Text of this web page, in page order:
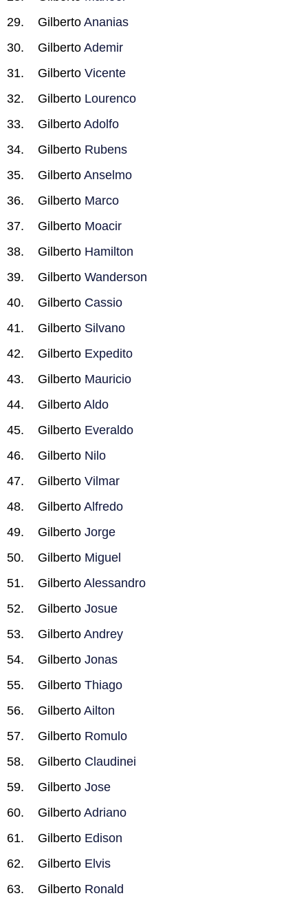
Gilberto Ananias
Gilberto Ademir
Gilberto Vicente
Gilberto Lourenco
Gilberto Adolfo
Gilberto Rubens
Gilberto Anselmo
Gilberto Marco
Gilberto Moacir
Gilberto Hamilton
Gilberto Wanderson
Gilberto Cassio
Gilberto Silvano
Gilberto Expedito
Gilberto Mauricio
Gilberto Aldo
Gilberto Everaldo
Gilberto Nilo
Gilberto Vilmar
Gilberto Alfredo
Gilberto Jorge
Gilberto Miguel
Gilberto Alessandro
Gilberto Josue
Gilberto Andrey
Gilberto Jonas
Gilberto Thiago
Gilberto Ailton
Gilberto Romulo
Gilberto Claudinei
Gilberto Jose
Gilberto Adriano
Gilberto Edison
Gilberto Elvis
Gilberto Ronald